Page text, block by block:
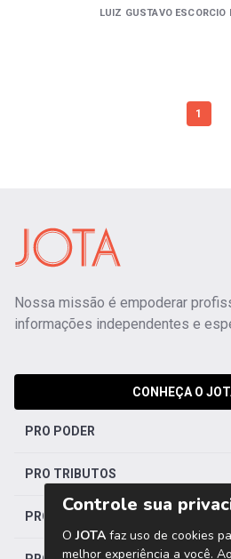
LUIZ GUSTAVO ESCORCIO
1
Nossa missão é empoderar
informações independentes e
CONHEÇA O
PRO PODER
PRO TRIBUTOS
PRO TRABALHISTA